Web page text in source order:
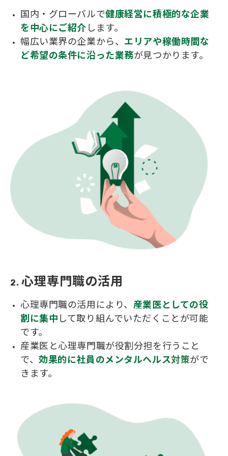
国内・グローバルで健康経営に積極的な企業
を中心にご紹介 します。
幅広い業界の企業から、 エリアや稼働時間な
ど希望の条件に沿った業務が見つかります。
2. 心理専門職の活用
心理専門職の活用により、 産業医としての役
割に集中 して取り組んでいただくことが可能
です。
産業医と心理専門職が役割分担を行うこと
で、効果的に社員のメンタルヘルス対策がで
きます。